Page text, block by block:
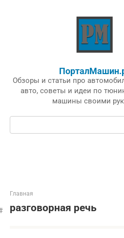
Обзоры и статьи про
авто, советы и идеи по
машины своими
Поиск:
Главная
разговорная речь